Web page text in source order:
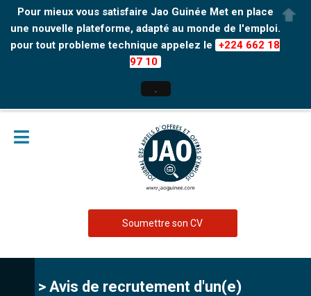
Pour mieux vous satisfaire Jao Guinée Met en place
une nouvelle plateforme, adapté au monde de l'emploi.
pour tout probleme technique appelez le +224 662 18
97 10
Soumettre son CV
> Avis de recrutement d'un(e)